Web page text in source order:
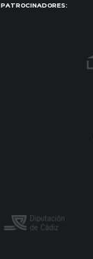
PATROCINADORES: